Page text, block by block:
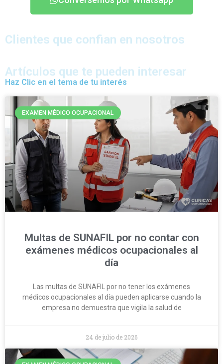
Clientes que confian en nosotros
Artículos que te pueden interesar
Haz Clic en el tema de tu interés
EXAMEN MÉDICO OCUPACIONAL
Multas de SUNAFIL por no contar con
exámenes médicos ocupacionales al
día
Las multas de SUNAFIL por no tener los exámenes
médicos ocupacionales al día pueden aplicarse cuando la
empresa no demuestra que vigila la salud de
24 de julio de 2026